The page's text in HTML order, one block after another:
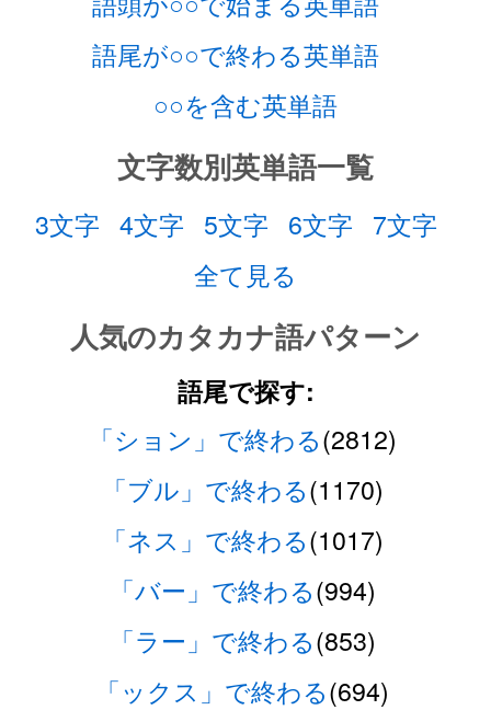
語尾が○○で終わる英単語
○○を含む英単語
文字数別英単語一覧
3文字 4文字 5文字 6文字 7文字
全て見る
人気のカタカナ語パターン
語尾で探す:
「ション」で終わる(2812)
「ブル」で終わる(1170)
「ネス」で終わる(1017)
「バー」で終わる(994)
「ラー」で終わる(853)
「ックス」で終わる(694)